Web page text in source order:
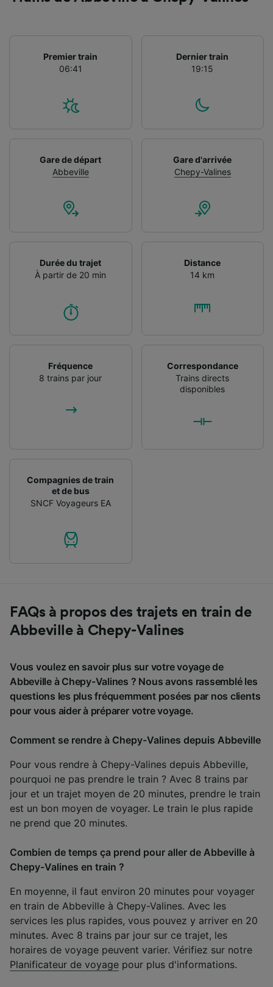
Premier train
06:41
Dernier train
19:15
Gare de départ
Abbeville
Gare d'arrivée
Chepy-Valines
Durée du trajet
À partir de 20 min
Distance
14 km
Fréquence
8 trains par jour
Correspondance
Trains directs
disponibles
Compagnies de train
et de bus
SNCF Voyageurs EA
FAQs à propos des trajets en train de
Abbeville à Chepy-Valines
Vous voulez en savoir plus sur votre voyage de
Abbeville à Chepy-Valines ? Nous avons rassemblé les
questions les plus fréquemment posées par nos clients
pour vous aider à préparer votre voyage.
Comment se rendre à Chepy-Valines depuis Abbeville
Pour vous rendre à Chepy-Valines depuis Abbeville,
pourquoi ne pas prendre le train ? Avec 8 trains par
jour et un trajet moyen de 20 minutes, prendre le train
est un bon moyen de voyager. Le train le plus rapide
ne prend que 20 minutes.
Combien de temps ça prend pour aller de Abbeville à
Chepy-Valines en train ?
En moyenne, il faut environ 20 minutes pour voyager
en train de Abbeville à Chepy-Valines. Avec les
services les plus rapides, vous pouvez y arriver en 20
minutes. Avec 8 trains par jour sur ce trajet, les
horaires de voyage peuvent varier. Vérifiez sur notre
Planificateur de voyage pour plus d'informations.